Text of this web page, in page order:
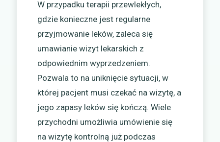
W przypadku terapii przewlekłych,
gdzie konieczne jest regularne
przyjmowanie leków, zaleca się
umawianie wizyt lekarskich z
odpowiednim wyprzedzeniem.
Pozwala to na uniknięcie sytuacji, w
której pacjent musi czekać na wizytę, a
jego zapasy leków się kończą. Wiele
przychodni umożliwia umówienie się
na wizytę kontrolną już podczas